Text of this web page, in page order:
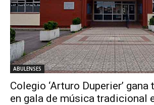
ABULENSES
Colegio ‘Arturo Duperier’
en gala de música tradicional